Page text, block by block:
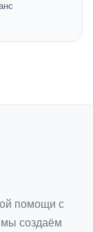
помощи с
создаём